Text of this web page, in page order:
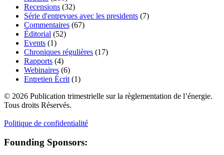
Recensions (32)
Série d'entrevues avec les presidents (7)
Commentaires (67)
Éditorial (52)
Events (1)
Chroniques régulières (17)
Rapports (4)
Webinaires (6)
Entretien Écrit (1)
© 2026 Publication trimestrielle sur la règlementation de l’énergie.
Tous droits Réservés.
Politique de confidentialité
Founding Sponsors: